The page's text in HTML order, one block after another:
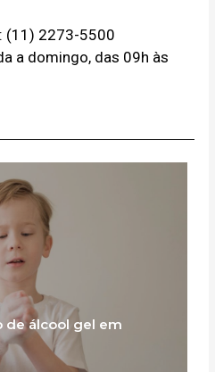
(11) 2273-5500
a domingo, das 09h às
de álcool gel em